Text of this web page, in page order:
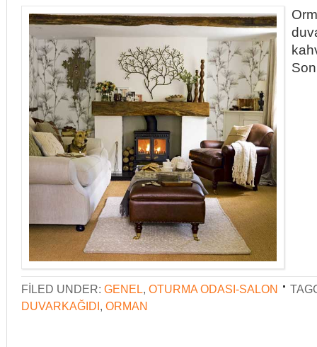
FILED UNDER: GENEL, OTURMA ODASI-SALON
DUVARKAĞIDI, ORMAN